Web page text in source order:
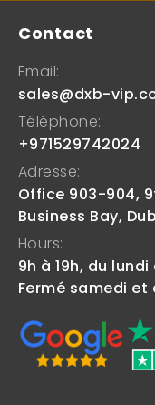
Contact
Email:
sales@dxb-
Téléphone:
+971529742024
Adresse:
Office 903-904,
Business Bay,
Hours:
9h à 19h, du
Fermé samedi et